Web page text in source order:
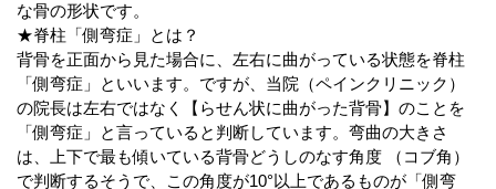
な骨の形状です。
★脊柱「側弯症」とは？
背骨を正面から見た場合に、左右に曲がっている状態を脊柱
「側弯症」といいます。ですが、当院（ペインクリニック）
の院長は左右ではなく【らせん状に曲がった背骨】のことを
「側弯症」と言っていると判断しています。弯曲の大きさ
は、上下で最も傾いている背骨どうしのなす角度 （コブ角）
で判断するそうで、この角度が10°以上であるものが「側弯